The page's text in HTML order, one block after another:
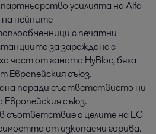
усилията на Alfa
нейните
с печатни
за зареждане с
част от гамата HyBloc, бяха
Европейския съюз.
поради съответствието ни
Европейския съюз.
в съответствие с целите на ЕС
от изкопаеми горива.